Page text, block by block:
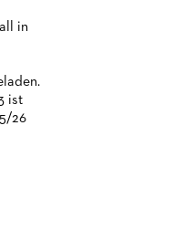
in
ist
26